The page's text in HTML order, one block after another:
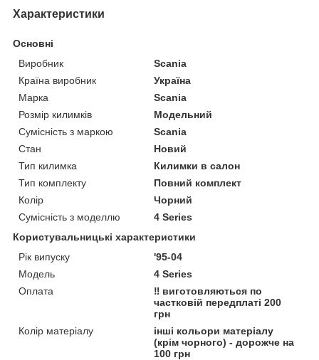
Характеристики
Основні
Виробник
Scania
Країна виробник
Україна
Марка
Scania
Розмір килимків
Модельний
Сумісність з маркою
Scania
Стан
Новий
Тип килимка
Килимки в салон
Тип комплекту
Повний комплект
Колір
Чорний
Сумісність з моделлю
4 Series
Користувальницькі характеристики
Рік випуску
'95-04
Мoдель
4 Series
Оплата
‼️ виготовляються по
частковій передплаті 200
грн
Колір матеріалу
інші кольори матеріалу
(крім чорного) - дорожче на
100 грн